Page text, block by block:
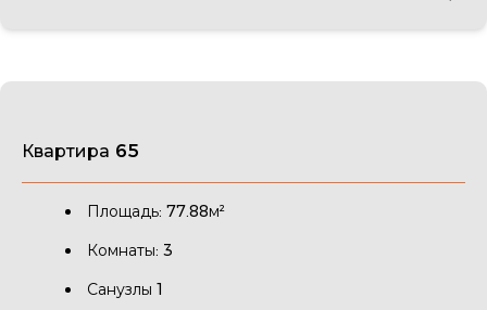
Квартира 65
Площадь: 77.88м²
Комнаты: 3
Санузлы 1